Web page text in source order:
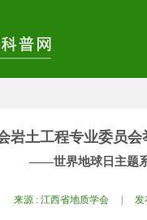
岩土工程专业委员
——世界地球日主题
来源 : 江西省地质学会 | 发